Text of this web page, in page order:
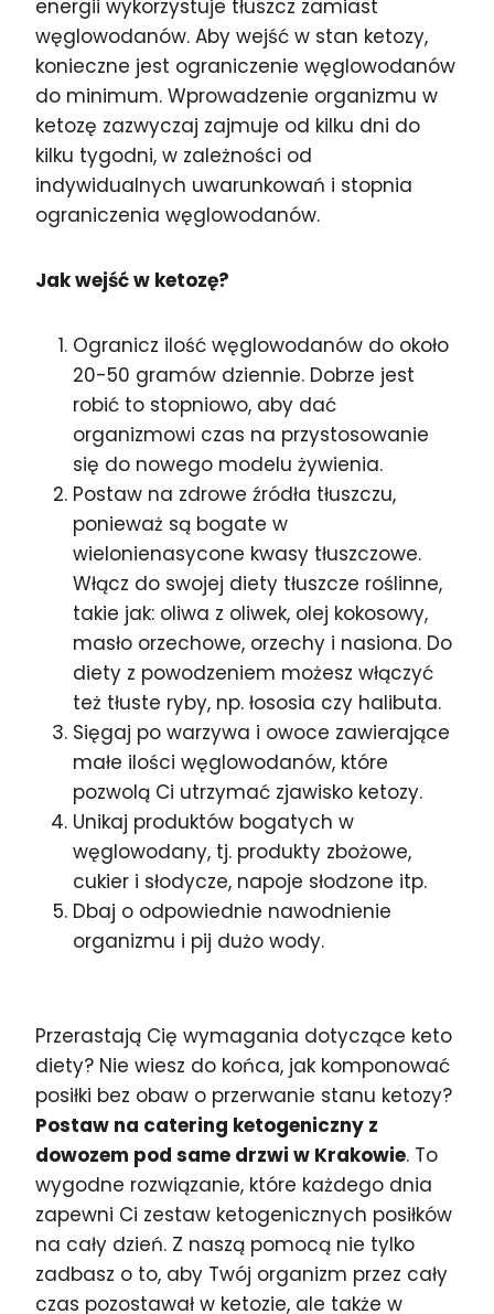
energii wykorzystuje tłuszcz zamiast
węglowodanów. Aby wejść w stan ketozy,
konieczne jest ograniczenie węglowodanów
do minimum. Wprowadzenie organizmu w
ketozę zazwyczaj zajmuje od kilku dni do
kilku tygodni, w zależności od
indywidualnych uwarunkowań i stopnia
ograniczenia węglowodanów.
Jak wejść w ketozę?
Ogranicz ilość węglowodanów do około
20-50 gramów dziennie. Dobrze jest
robić to stopniowo, aby dać
organizmowi czas na przystosowanie
się do nowego modelu żywienia.
Postaw na zdrowe źródła tłuszczu,
ponieważ są bogate w
wielonienasycone kwasy tłuszczowe.
Włącz do swojej diety tłuszcze roślinne,
takie jak: oliwa z oliwek, olej kokosowy,
masło orzechowe, orzechy i nasiona. Do
diety z powodzeniem możesz włączyć
też tłuste ryby, np. łososia czy halibuta.
Sięgaj po warzywa i owoce zawierające
małe ilości węglowodanów, które
pozwolą Ci utrzymać zjawisko ketozy.
Unikaj produktów bogatych w
węglowodany, tj. produkty zbożowe,
cukier i słodycze, napoje słodzone itp.
Dbaj o odpowiednie nawodnienie
organizmu i pij dużo wody.
Przerastają Cię wymagania dotyczące keto
diety? Nie wiesz do końca, jak komponować
posiłki bez obaw o przerwanie stanu ketozy?
Postaw na catering ketogeniczny z
dowozem pod same drzwi w Krakowie. To
wygodne rozwiązanie, które każdego dnia
zapewni Ci zestaw ketogenicznych posiłków
na cały dzień. Z naszą pomocą nie tylko
zadbasz o to, aby Twój organizm przez cały
czas pozostawał w ketozie, ale także w